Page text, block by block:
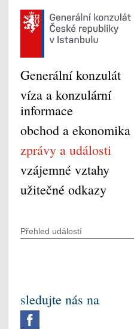
Generální konzulát
víza a konzulární
informace
obchod a ekonomika
zprávy a události
vzájemné vztahy
užitečné odkazy
Přehled událostí
sledujte nás na